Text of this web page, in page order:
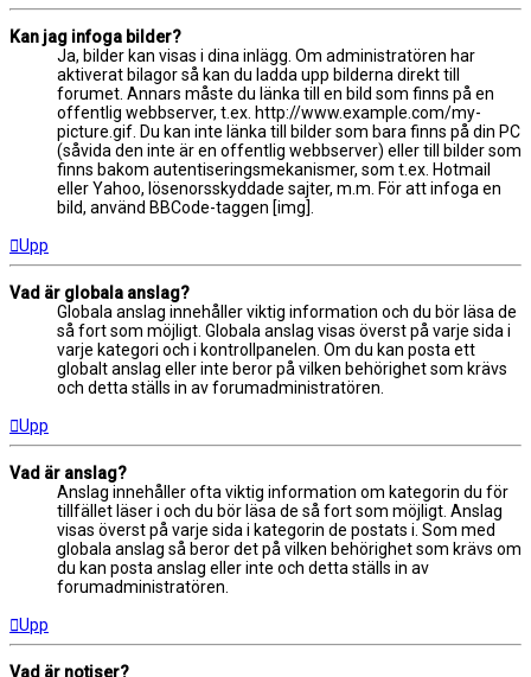
Kan jag infoga bilder?
Ja, bilder kan visas i dina inlägg. Om administratören har
aktiverat bilagor så kan du ladda upp bilderna direkt till
forumet. Annars måste du länka till en bild som finns på en
offentlig webbserver, t.ex. http://www.example.com/my-
picture.gif. Du kan inte länka till bilder som bara finns på din PC
(såvida den inte är en offentlig webbserver) eller till bilder som
finns bakom autentiseringsmekanismer, som t.ex. Hotmail
eller Yahoo, lösenorsskyddade sajter, m.m. För att infoga en
bild, använd BBCode-taggen [img].
Upp
Vad är globala anslag?
Globala anslag innehåller viktig information och du bör läsa de
så fort som möjligt. Globala anslag visas överst på varje sida i
varje kategori och i kontrollpanelen. Om du kan posta ett
globalt anslag eller inte beror på vilken behörighet som krävs
och detta ställs in av forumadministratören.
Upp
Vad är anslag?
Anslag innehåller ofta viktig information om kategorin du för
tillfället läser i och du bör läsa de så fort som möjligt. Anslag
visas överst på varje sida i kategorin de postats i. Som med
globala anslag så beror det på vilken behörighet som krävs om
du kan posta anslag eller inte och detta ställs in av
forumadministratören.
Upp
Vad är notiser?